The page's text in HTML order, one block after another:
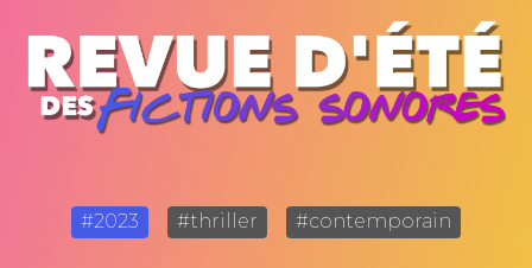
#2023 #thriller #contemporain